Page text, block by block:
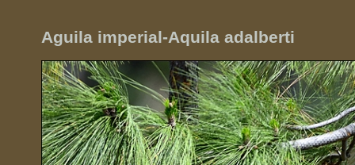
Aguila imperial-Aquila adalberti